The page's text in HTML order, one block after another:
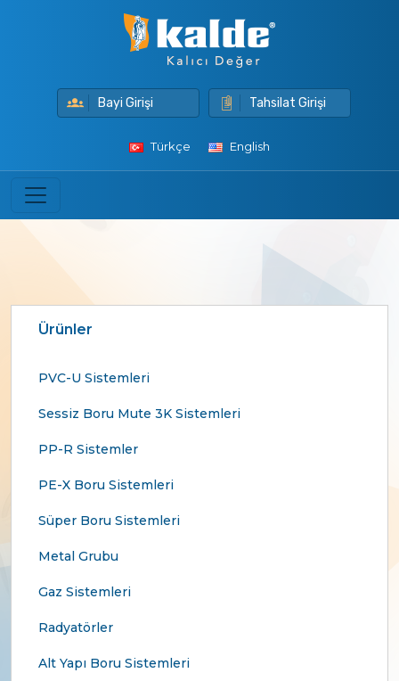
Bayi Girişi Tahsilat Girişi
Türkçe English
Ürünler
PVC-U Sistemleri
Sessiz Boru Mute 3K Sistemleri
PP-R Sistemler
PE-X Boru Sistemleri
Süper Boru Sistemleri
Metal Grubu
Gaz Sistemleri
Radyatörler
Alt Yapı Boru Sistemleri